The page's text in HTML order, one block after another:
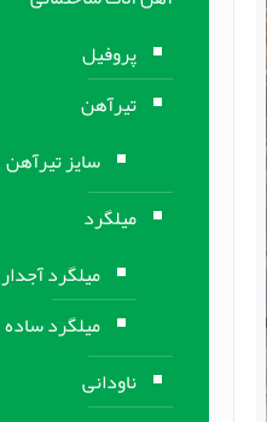
پروفیل
تیرآهن
سایز تیرآهن
میلگرد
میلگرد آجدار
میلگرد ساده
ناودانی